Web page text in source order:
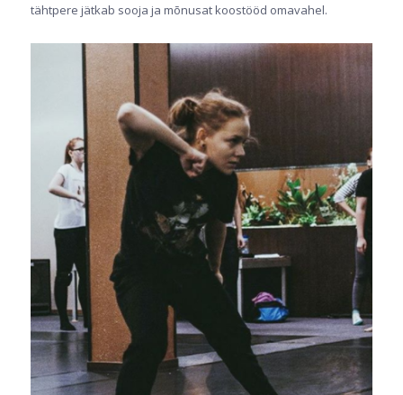
tähtpere jätkab sooja ja mõnusat koostööd omavahel.